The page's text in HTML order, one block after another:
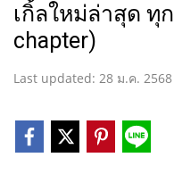
เกิ้ลใหม่ล่าสุด ทุ
chapter)
Last updated: 28 ม.ค. 2568